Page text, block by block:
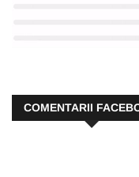
COMENTARII